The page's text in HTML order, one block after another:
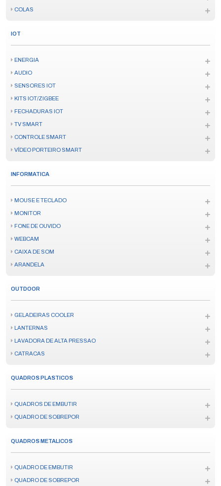
COLAS
IOT
ENERGIA
AUDIO
SENSORES IOT
KITS IOT/ZIGBEE
FECHADURAS IOT
TV SMART
CONTROLE SMART
VÍDEO PORTEIRO SMART
INFORMATICA
MOUSE E TECLADO
MONITOR
FONE DE OUVIDO
WEBCAM
CAIXA DE SOM
ARANDELA
OUTDOOR
GELADEIRAS COOLER
LANTERNAS
LAVADORA DE ALTA PRESSAO
CATRACAS
QUADROS PLASTICOS
QUADROS DE EMBUTIR
QUADRO DE SOBREPOR
QUADROS METALICOS
QUADRO DE EMBUTIR
QUADRO DE SOBREPOR